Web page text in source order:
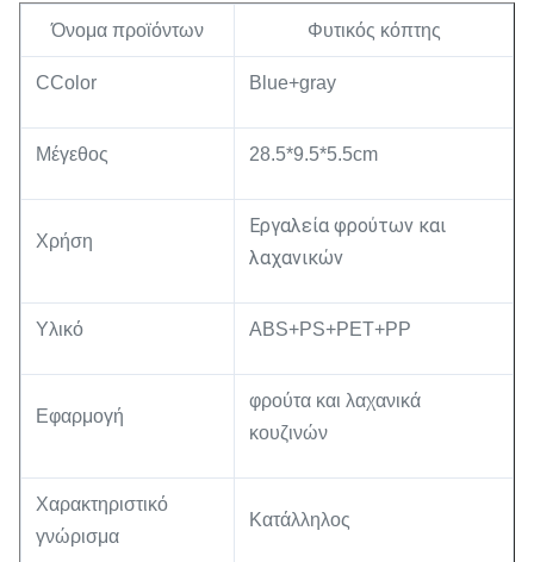
Όνομα προϊόντων Φυτικός κόπτης
CColor Blue+gray
Μέγεθος 28.5*9.5*5.5cm
Χρήση
Εργαλεία φρούτων και
λαχανικών
Υλικό ABS+PS+PET+PP
Εφαρμογή
φρούτα και λαχανικά
κουζινών
Χαρακτηριστικό
γνώρισμα
Κατάλληλος